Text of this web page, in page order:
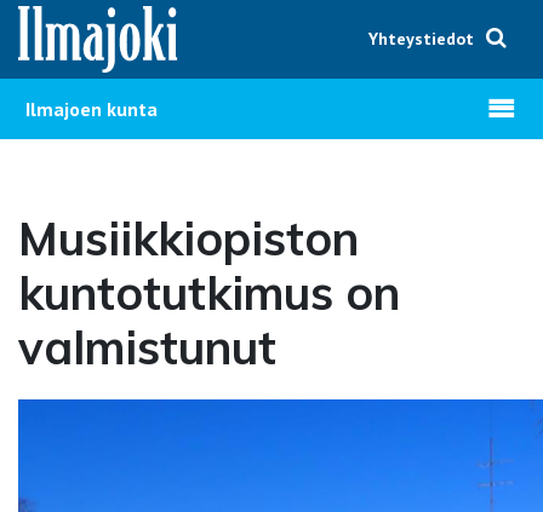
Hyppää sisältöön
Yhteystiedot
Ilmajoen kunta Avaa
Musiikkiopiston
kuntotutkimus on
valmistunut